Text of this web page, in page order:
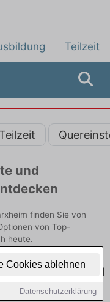
Cookies ablehnen
Datenschutzerklärung
Teilzeit
Teilzeit
und
finden Sie von
von Top-
heute.
Bahn: Aktuell
für Ausbildung